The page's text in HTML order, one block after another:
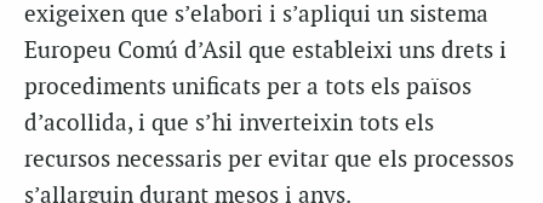
exigeixen que s’elabori i s’apliqui un sistema
Europeu Comú d’Asil que estableixi uns drets i
procediments unificats per a tots els països
d’acollida, i que s’hi inverteixin tots els
recursos necessaris per evitar que els processos
s’allarguin durant mesos i anys.